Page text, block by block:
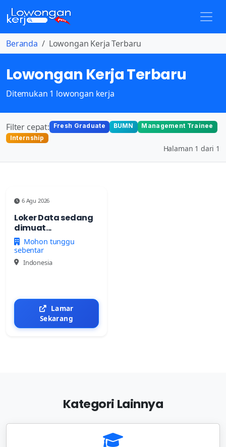
Beranda Lowongan Kerja Terbaru
Lowongan Kerja Terbaru
Ditemukan 1 lowongan kerja
Filter cepat: Fresh Graduate BUMN
Management Trainee
Internship
Halaman 1 dari 1
6 Agu 2026
Loker Data sedang
dimuat...
Mohon tunggu
sebentar
Indonesia
Lamar
Sekarang
Kategori Lainnya